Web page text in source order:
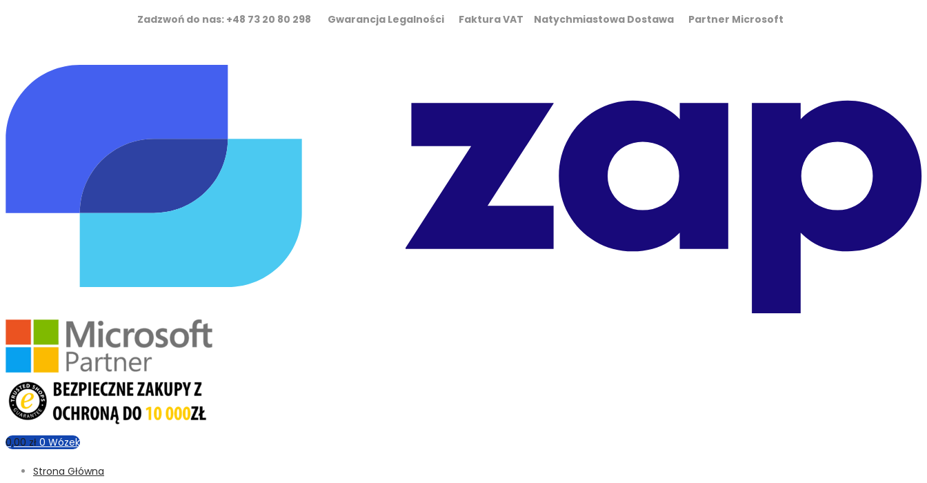
Zadzwoń do nas: +48 73 20 80 298 Gwarancja Legalności Faktura VAT Natychmiastowa Dostawa Partner Microsoft
0,00 zł 0 Wózek
Strona Główna